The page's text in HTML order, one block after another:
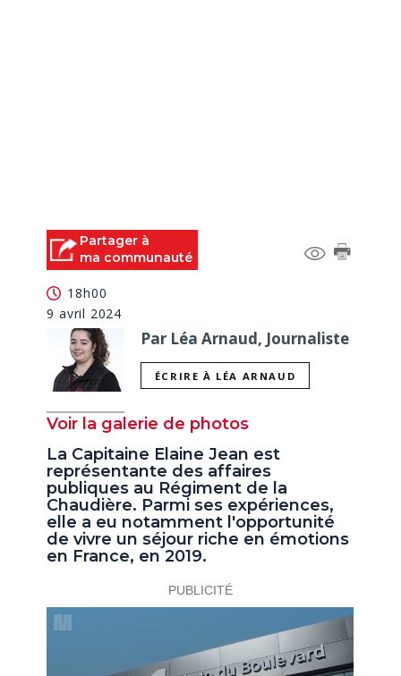
Partager à
ma communauté
18h00
9 avril 2024
Par Léa Arnaud, Journaliste
ÉCRIRE À LÉA ARNAUD
Voir la galerie de photos
La Capitaine Elaine Jean est
représentante des affaires
publiques au Régiment de la
Chaudière. Parmi ses expériences,
elle a eu notamment l'opportunité
de vivre un séjour riche en émotions
en France, en 2019.